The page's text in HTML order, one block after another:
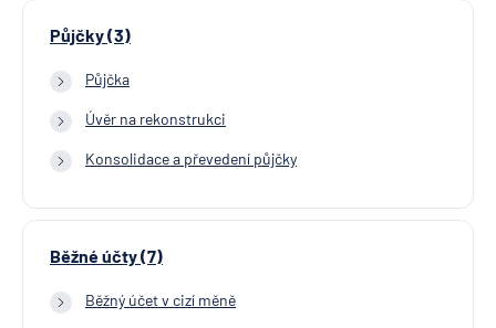
Půjčky (3)
Půjčka
Úvěr na rekonstrukci
Konsolidace a převedení půjčky
Běžné účty (7)
Běžný účet v cizí měně